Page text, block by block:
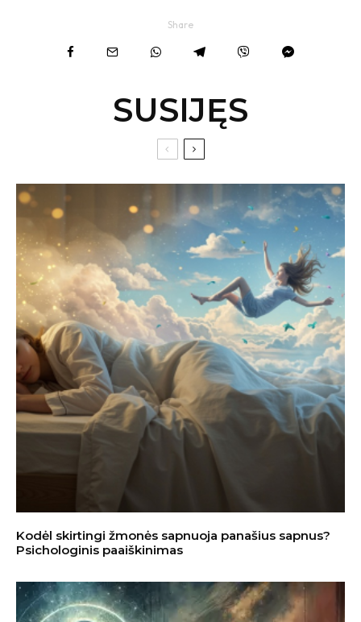
Share
SUSIJĘS
Kodėl skirtingi žmonės sapnuoja panašius sapnus?
Psichologinis paaiškinimas